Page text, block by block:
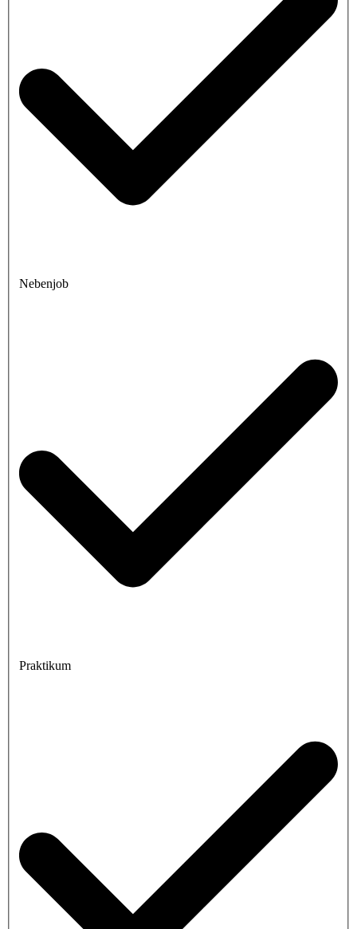
Nebenjob
Praktikum